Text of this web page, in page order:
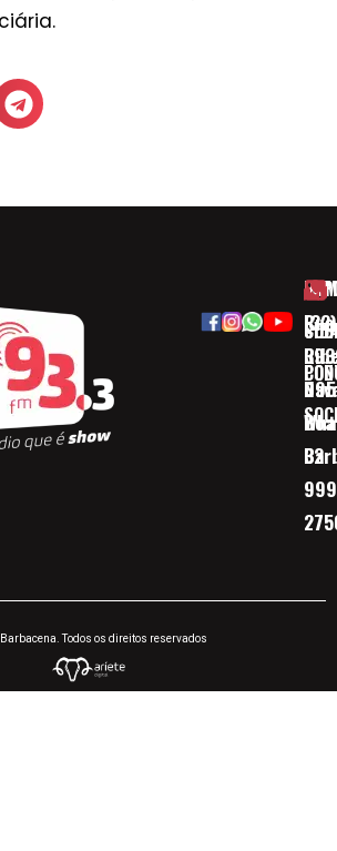
(32)
32
Todos os direitos reservados